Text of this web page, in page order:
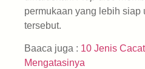
permukaan yang lebih siap
tersebut.
Baaca juga : 10 Jenis
Mengatasinya